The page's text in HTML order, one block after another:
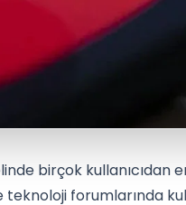
birçok kullanıcıdan
forumlarında